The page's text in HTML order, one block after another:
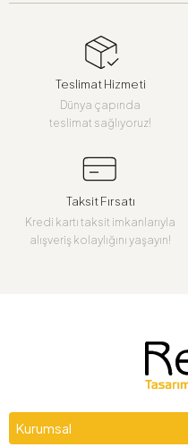
Teslimat Hizmeti
Dünya çapında
teslimat sağlıyoruz!
Taksit Fırsatı
Kredi kartı taksit imkanlarıyla
alışveriş kolaylığını yaşayın!
Kurumsal